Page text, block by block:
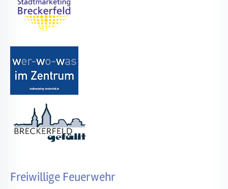
Freiwillige Feuerwehr